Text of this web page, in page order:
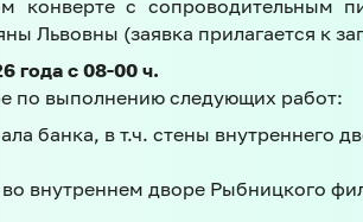
конверте с сопроводительным
Львовны (заявка прилагается к
года с 08-00 ч.
по выполнению следующих работ:
банка, в т.ч. стены внутреннего
внутреннем дворе Рыбницкого